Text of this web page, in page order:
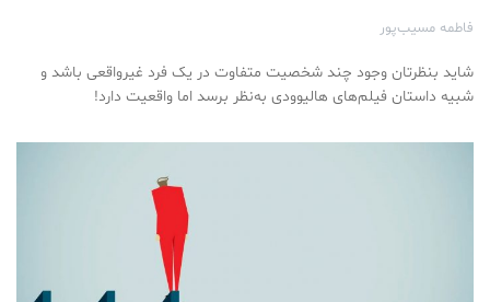
فاطمه مسیب‌پور
شاید بنظرتان وجود چند شخصیت متفاوت در یک فرد غیرواقعی باشد و
شبیه داستان‌ فیلم‌های هالیوودی به‌نظر برسد اما واقعیت دارد!